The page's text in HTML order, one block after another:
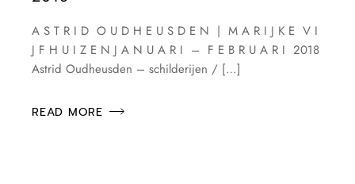
A S T R I D O U D H E U S D E N | M A R I J K E V I
J F H U I Z E N J A N U A R I – F E B R U A R I 2018
Astrid Oudheusden – schilderijen / […]
READ MORE